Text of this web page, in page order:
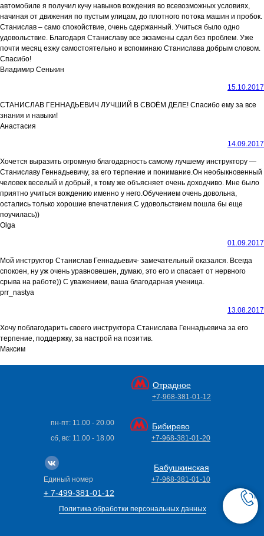
автомобиле я получил кучу навыков вождения во всевозможных условиях,
начиная от движения по пустым улицам, до плотного потока машин и пробок.
Станислав – само спокойствие, очень сдержанный. Учиться было одно
удовольствие. Благодаря Станиславу все экзамены сдал без проблем. Уже
почти месяц езжу самостоятельно и вспоминаю Станислава добрым словом.
Спасибо!
Владимир Сенькин
15.10.2017
СТАНИСЛАВ ГЕННАДЬЕВИЧ ЛУЧШИЙ В СВОЁМ ДЕЛЕ! Спасибо ему за все
знания и навыки!
Анастасия
14.09.2017
Хочется выразить огромную благодарность самому лучшему инструктору —
Станиславу Геннадьевичу, за его терпение и понимание.Он необыкновенный
человек веселый и добрый, к тому же объясняет очень доходчиво. Мне было
приятно учиться вождению именно у него.Обучением очень довольна,
остались только хорошие впечатления.С удовольствием пошла бы еще
поучилась))
Olga
01.09.2017
Мой инструктор Станислав Геннадьевич- замечательный оказался. Всегда
спокоен, ну уж очень уравновешен, думаю, это его и спасает от нервного
срыва на работе)) С уважением, ваша благодарная ученица.
prr_nastya
13.08.2017
Хочу поблагодарить своего инструктора Станислава Геннадьевича за его
терпение, поддержку, за настрой на позитив.
Максим
Отрадное
+7-968-381-01-12
+7-968-381-01-20
+7-968-381-01-10
пн-пт: 11.00 - 20.00
сб, вс: 11.00 - 18.00
Бибирево
Бабушкинская
+ 7-499-381-01-12
Единый номер
Политика обработки персональных данных